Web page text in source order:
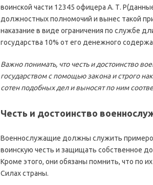
воинской части 12345 офицера А. Т.
должностных полномочий и вынес такой
наказание в виде ограничения по службе
государства 10% от его денежного
Важно понимать, что честь и достоинство
государством с помощью закона и строго
сотен подобных дел и выносят по ним
Честь и достоинство
Военнослужащие должны служить
воинскую честь и защищать собственное
Кроме этого, они обязаны помнить, что по
Силах страны.